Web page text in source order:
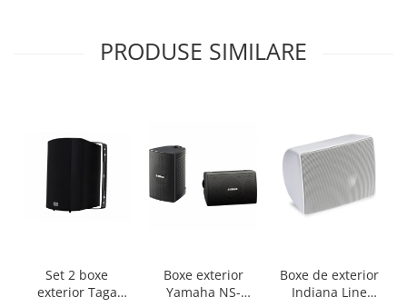
PRODUSE SIMILARE
Set 2 boxe
exterior Taga
Boxe exterior
Yamaha NS-
Boxe de exterior
Indiana Line